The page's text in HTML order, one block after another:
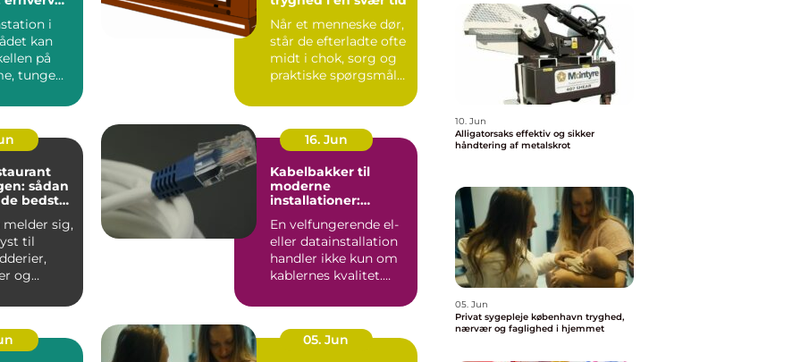
i
kan
på
tunge
Når et menneske dør,
står de efterladte ofte
midt i chok, sorg og
praktiske spørgsmål
sådan
bedste
i
melder sig,
til
og
16. Jun
Kabelbakker til
moderne
installationer:
anvendelse
En velfungerende el-
eller datainstallation
handler ikke kun om
kablernes kvalitet.
05. Jun
10. Jun
Alligatorsaks effektiv og sikker
håndtering af metalskrot
05. Jun
Privat sygepleje københavn tryghed,
nærvær og faglighed i hjemmet